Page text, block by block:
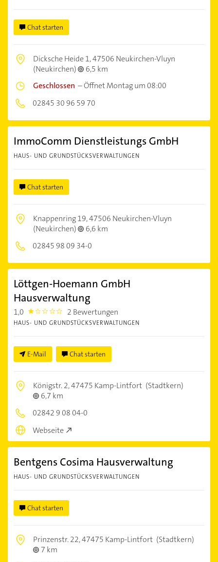
Chat starten
Dicksche Heide 1,47506 Neukirchen-Vluyn
(Neukirchen)
6,5 km
Geschlossen –Öffnet Montag um 08:00
02845 30 96 59 70
ImmoComm Dienstleistungs GmbH
HAUS- UND GRUNDSTÜCKSVERWALTUNGEN
Chat starten
Knappenring 19,47506 Neukirchen-Vluyn
(Neukirchen)
6,6 km
02845 98 09 34-0
Löttgen-Hoemann GmbH
Hausverwaltung
1,0 1.0 2 Bewertungen
HAUS- UND GRUNDSTÜCKSVERWALTUNGEN
E-Mail Chat starten
Königstr. 2,47475 Kamp-Lintfort (Stadtkern)
6,7 km
02842 9 08 04-0
Webseite
Bentgens Cosima Hausverwaltung
HAUS- UND GRUNDSTÜCKSVERWALTUNGEN
Chat starten
Prinzenstr. 22,47475 Kamp-Lintfort (Stadtkern)
7 km